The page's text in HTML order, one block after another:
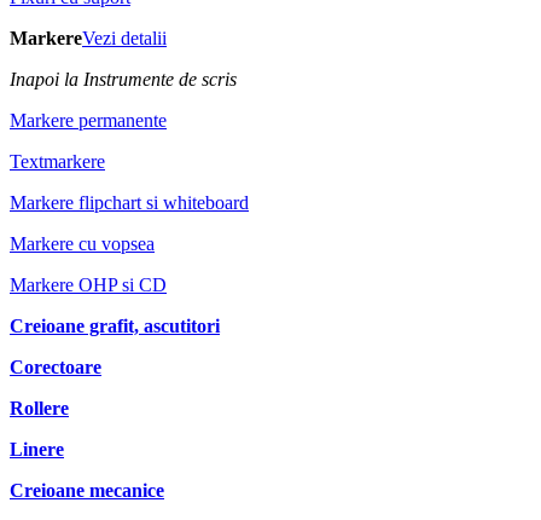
MarkereVezi detalii
Inapoi la Instrumente de scris
Markere permanente
Textmarkere
Markere flipchart si whiteboard
Markere cu vopsea
Markere OHP si CD
Creioane grafit, ascutitori
Corectoare
Rollere
Linere
Creioane mecanice